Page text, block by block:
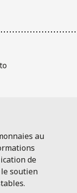
au
de
soutien